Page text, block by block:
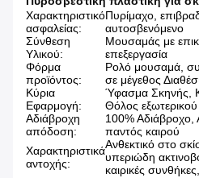
Χαρακτηριστικό
ασφαλείας:
Πυρίμαχο,
αυτοσβενόμενο
Σύνθεση
Υλικού:
Μουσαμάς με
επεξεργασία
Φόρμα
προϊόντος:
Ρολό μουσαμά,
σε μέγεθος
Κύρια
Εφαρμογή:
Ύφασμα Σκηνής,
Θόλος
Αδιάβροχη
απόδοση:
100% Αδιάβροχο,
παντός καιρού
Χαρακτηριστικά
αντοχής:
Ανθεκτικό στο
υπεριώδη
καιρικές